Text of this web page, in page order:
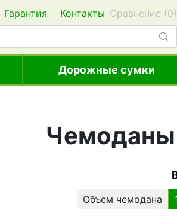
Гарантия Контакты Сравнение (0)
Дорожные сумки
Чемоданы
Объем чемодана